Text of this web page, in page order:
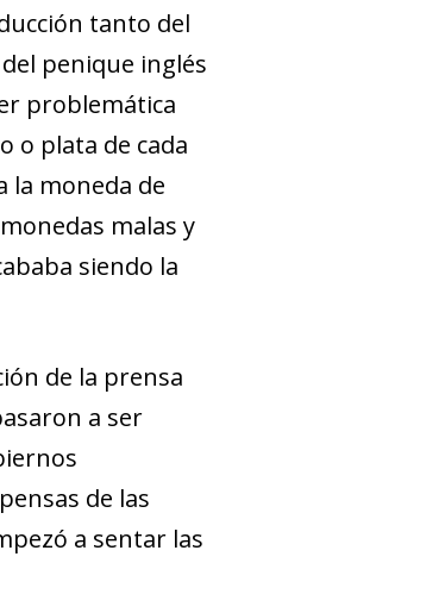
tanto del
penique inglés
problemática
o plata de cada
la moneda de
malas y
siendo la
de la prensa
a ser
de las
a sentar las